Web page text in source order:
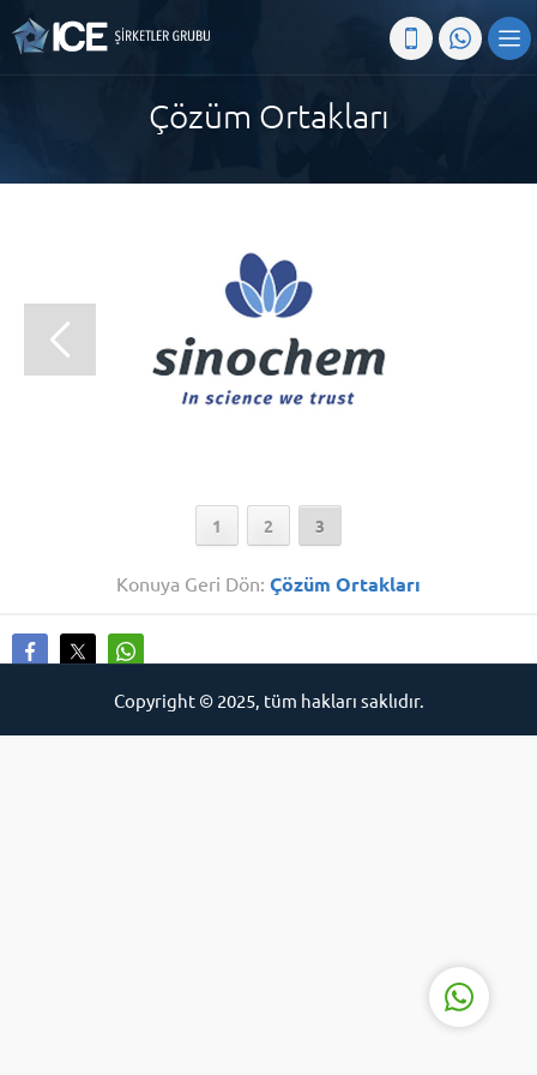
Çözüm Ortakları
1 2 3
Konuya Geri Dön: Çözüm Ortakları
Copyright © 2025, tüm hakları saklıdır.